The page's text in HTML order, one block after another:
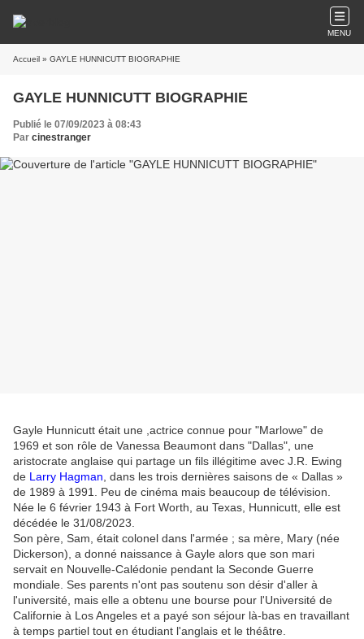
MENU
Accueil » GAYLE HUNNICUTT BIOGRAPHIE
GAYLE HUNNICUTT BIOGRAPHIE
Publié le 07/09/2023 à 08:43
Par cinestranger
Gayle Hunnicutt était une ,actrice connue pour "Marlowe" de
1969 et son rôle de Vanessa Beaumont dans "Dallas", une
aristocrate anglaise qui partage un fils illégitime avec J.R. Ewing
de Larry Hagman , dans les trois dernières saisons de « Dallas »
de 1989 à 1991. Peu de cinéma mais beaucoup de télévision.
Née le 6 février 1943 à Fort Worth, au Texas, Hunnicutt, elle est
décédée le 31/08/2023.
Son père, Sam, était colonel dans l'armée ; sa mère, Mary (née
Dickerson), a donné naissance à Gayle alors que son mari
servait en Nouvelle-Calédonie pendant la Seconde Guerre
mondiale. Ses parents n'ont pas soutenu son désir d'aller à
l'université, mais elle a obtenu une bourse pour l'Université de
Californie à Los Angeles et a payé son séjour là-bas en travaillant
à temps partiel tout en étudiant l'anglais et le théâtre.